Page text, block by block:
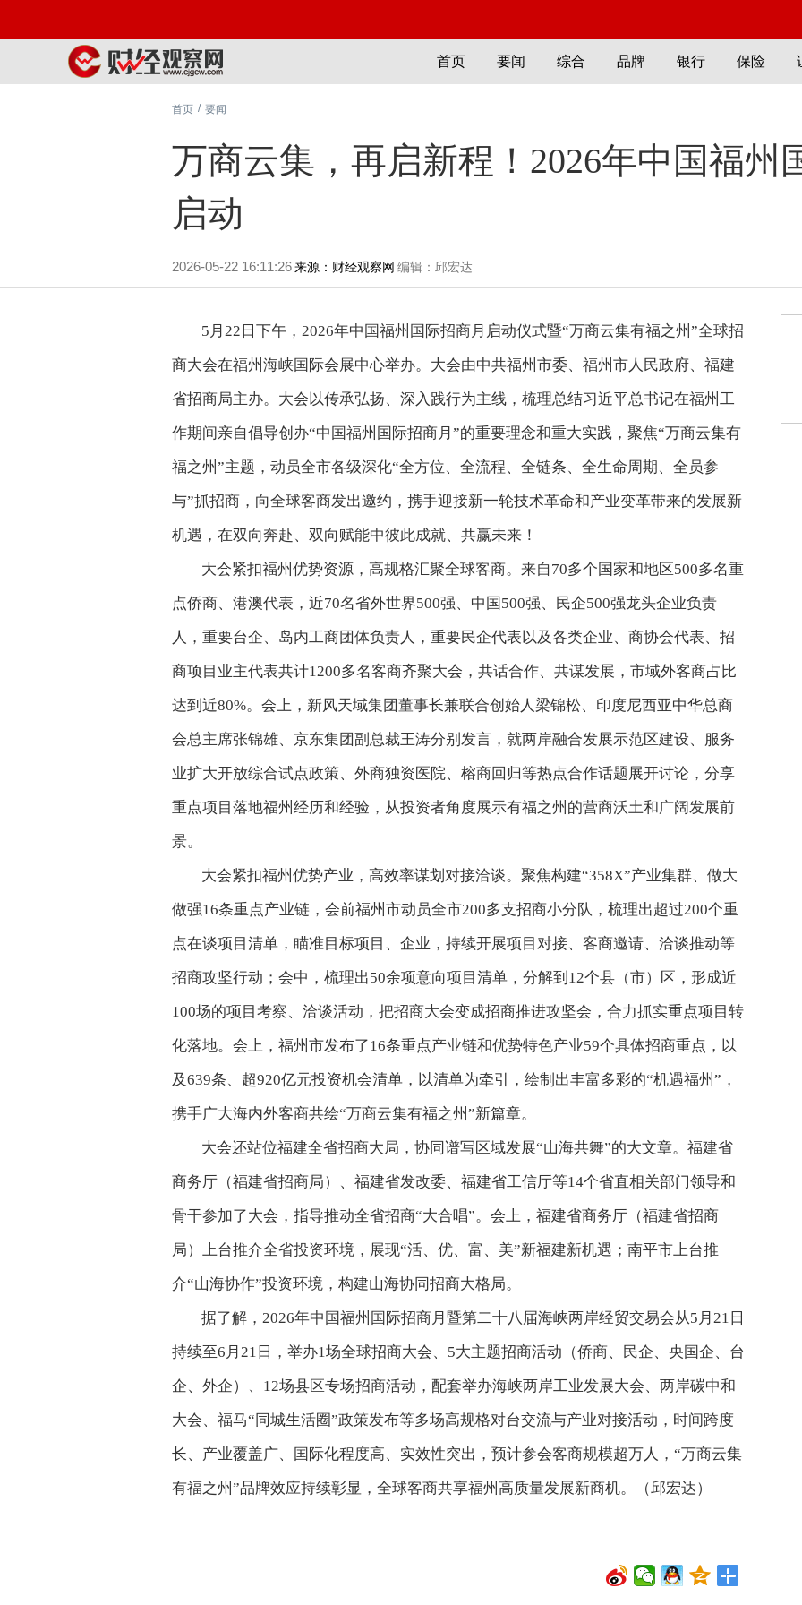
首页 要闻 综合 品牌 银行 保险
首页 / 要闻
万商云集，再启新程！2026年中国福州
启动
2026-05-22 16:11:26来源：财经观察网 编辑：邱宏达
5月22日下午，2026年中国福州国际招商月启动仪式暨“万商云集有福之州”全球招
商大会在福州海峡国际会展中心举办。大会由中共福州市委、福州市人民政府、福建
省招商局主办。大会以传承弘扬、深入践行为主线，梳理总结习近平总书记在福州工
作期间亲自倡导创办“中国福州国际招商月”的重要理念和重大实践，聚焦“万商云集有
福之州”主题，动员全市各级深化“全方位、全流程、全链条、全生命周期、全员参
与”抓招商，向全球客商发出邀约，携手迎接新一轮技术革命和产业变革带来的发展新
机遇，在双向奔赴、双向赋能中彼此成就、共赢未来！
大会紧扣福州优势资源，高规格汇聚全球客商。来自70多个国家和地区500多名重
点侨商、港澳代表，近70名省外世界500强、中国500强、民企500强龙头企业负责
人，重要台企、岛内工商团体负责人，重要民企代表以及各类企业、商协会代表、招
商项目业主代表共计1200多名客商齐聚大会，共话合作、共谋发展，市域外客商占比
达到近80%。会上，新风天域集团董事长兼联合创始人梁锦松、印度尼西亚中华总商
会总主席张锦雄、京东集团副总裁王涛分别发言，就两岸融合发展示范区建设、服务
业扩大开放综合试点政策、外商独资医院、榕商回归等热点合作话题展开讨论，分享
重点项目落地福州经历和经验，从投资者角度展示有福之州的营商沃土和广阔发展前
景。
大会紧扣福州优势产业，高效率谋划对接洽谈。聚焦构建“358X”产业集群、做大
做强16条重点产业链，会前福州市动员全市200多支招商小分队，梳理出超过200个重
点在谈项目清单，瞄准目标项目、企业，持续开展项目对接、客商邀请、洽谈推动等
招商攻坚行动；会中，梳理出50余项意向项目清单，分解到12个县（市）区，形成近
100场的项目考察、洽谈活动，把招商大会变成招商推进攻坚会，合力抓实重点项目转
化落地。会上，福州市发布了16条重点产业链和优势特色产业59个具体招商重点，以
及639条、超920亿元投资机会清单，以清单为牵引，绘制出丰富多彩的“机遇福州”，
携手广大海内外客商共绘“万商云集有福之州”新篇章。
大会还站位福建全省招商大局，协同谱写区域发展“山海共舞”的大文章。福建省
商务厅（福建省招商局）、福建省发改委、福建省工信厅等14个省直相关部门领导和
骨干参加了大会，指导推动全省招商“大合唱”。会上，福建省商务厅（福建省招商
局）上台推介全省投资环境，展现“活、优、富、美”新福建新机遇；南平市上台推
介“山海协作”投资环境，构建山海协同招商大格局。
据了解，2026年中国福州国际招商月暨第二十八届海峡两岸经贸交易会从5月21日
持续至6月21日，举办1场全球招商大会、5大主题招商活动（侨商、民企、央国企、台
企、外企）、12场县区专场招商活动，配套举办海峡两岸工业发展大会、两岸碳中和
大会、福马“同城生活圈”政策发布等多场高规格对台交流与产业对接活动，时间跨度
长、产业覆盖广、国际化程度高、实效性突出，预计参会客商规模超万人，“万商云集
有福之州”品牌效应持续彰显，全球客商共享福州高质量发展新商机。（邱宏达）